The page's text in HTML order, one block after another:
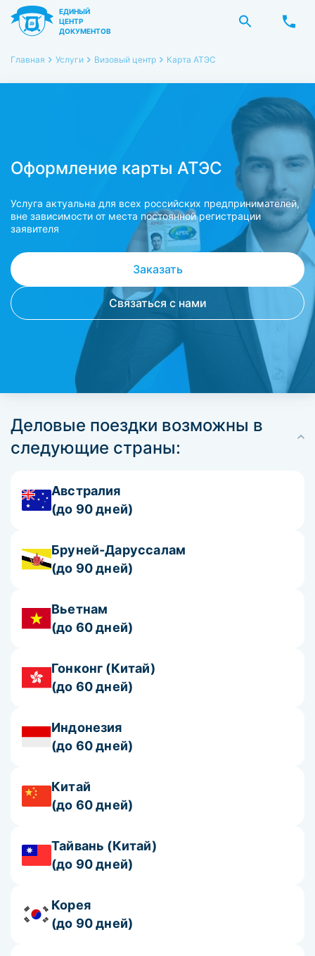
ЕДИНЫЙ
ЦЕНТР
ДОКУМЕНТОВ
Главная Услуги Визовый центр Карта АТЭС
Оформление карты АТЭС
Услуга актуальна для всех российских предпринимателей,
вне зависимости от места постоянной регистрации
заявителя
Заказать
Связаться с нами
Деловые поездки возможны в
следующие страны:
Австралия
(до 90 дней)
Бруней-Даруссалам
(до 90 дней)
Вьетнам
(до 60 дней)
Гонконг (Китай)
(до 60 дней)
Индонезия
(до 60 дней)
Китай
(до 60 дней)
Тайвань (Китай)
(до 90 дней)
Корея
(до 90 дней)